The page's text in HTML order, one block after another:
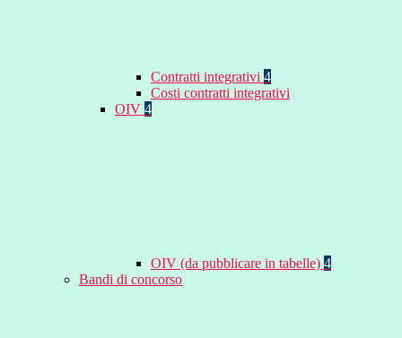
Contratti integrativi 4
Costi contratti integrativi
OIV 4
OIV (da pubblicare in tabelle) 4
Bandi di concorso